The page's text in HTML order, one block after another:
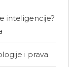
inteligencije?
i prava